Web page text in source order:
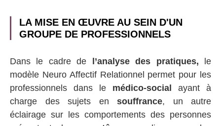
LA MISE EN ŒUVRE AU SEIN D'UN
GROUPE DE PROFESSIONNELS
Dans le cadre de l’analyse des pratiques, le
modèle Neuro Affectif Relationnel permet pour les
professionnels dans le médico-social
ayant à
charge des sujets en souffrance, un autre
éclairage sur les comportements des personnes